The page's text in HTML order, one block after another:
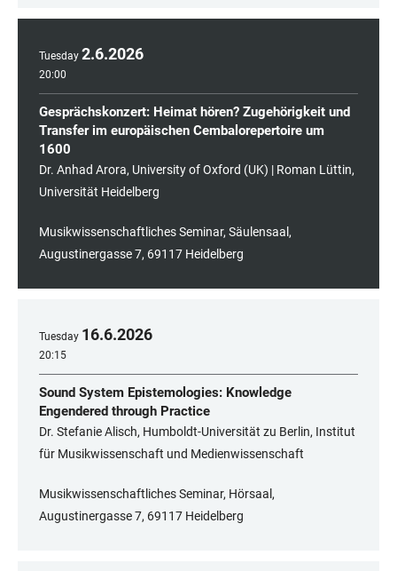
Tuesday 2.6.2026
20:00
Gesprächskonzert: Heimat hören? Zugehörigkeit und
Transfer im europäischen Cembalorepertoire um
1600
Dr. Anhad Arora, University of Oxford (UK) | Roman Lüttin,
Universität Heidelberg
Musikwissenschaftliches Seminar, Säulensaal,
Augustinergasse 7, 69117 Heidelberg
Tuesday 16.6.2026
20:15
Sound System Epistemologies: Knowledge
Engendered through Practice
Dr. Stefanie Alisch, Humboldt-Universität zu Berlin, Institut
für Musik­wissen­schaft und Medien­wissen­schaft
Musikwissenschaftliches Seminar, Hörsaal,
Augustinergasse 7, 69117 Heidelberg